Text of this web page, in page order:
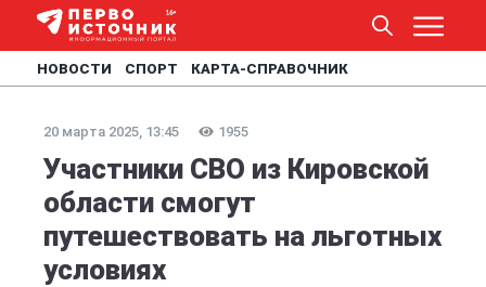
НОВОСТИ СПОРТ КАРТА-СПРАВОЧНИК
20 марта 2025, 13:45 1955
Участники СВО из Кировской
области смогут
путешествовать на льготных
условиях